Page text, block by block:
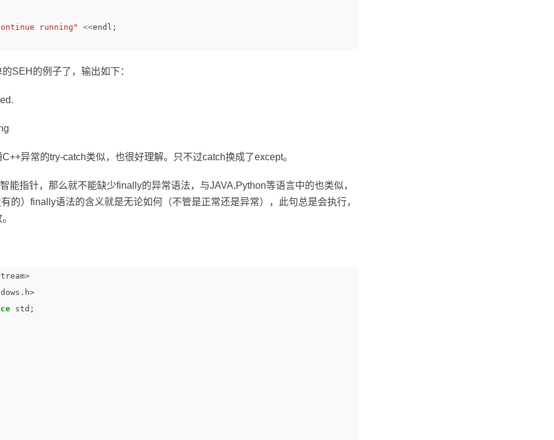
running" <<endl ;
SEH的例子了，输出如下：
异常的try-catch类似，也很好理解。只不过catch换成了except。
能指针，那么就不能缺少finally的异常语法，与JAVA,Python等语言中的也类似，
有的）finally语法的含义就是无论如何（不管是正常还是异常），此句总是会执行，
std ;